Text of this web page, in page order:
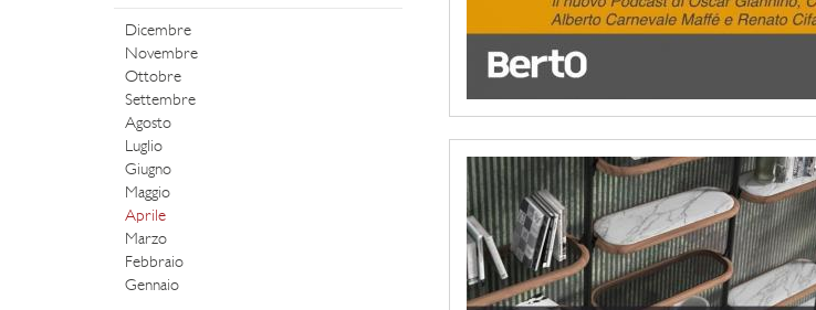
Dicembre
Novembre
Ottobre
Settembre
Agosto
Luglio
Giugno
Maggio
Aprile
Marzo
Febbraio
Gennaio